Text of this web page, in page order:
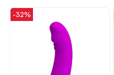
-32%